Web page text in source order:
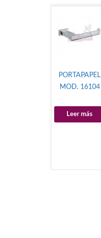
PORTAPAPEL
MOD. 16104
Leer más